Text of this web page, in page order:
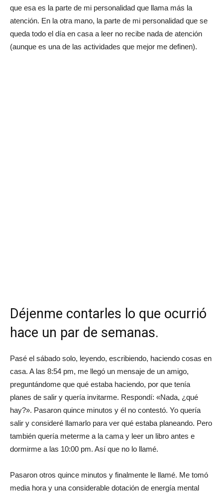
que esa es la parte de mi personalidad que llama más la
atención. En la otra mano, la parte de mi personalidad que se
queda todo el día en casa a leer no recibe nada de atención
(aunque es una de las actividades que mejor me definen).
Déjenme contarles lo que ocurrió
hace un par de semanas.
Pasé el sábado solo, leyendo, escribiendo, haciendo cosas en
casa. A las 8:54 pm, me llegó un mensaje de un amigo,
preguntándome que qué estaba haciendo, por que tenía
planes de salir y quería invitarme. Respondí: «Nada, ¿qué
hay?». Pasaron quince minutos y él no contestó. Yo quería
salir y consideré llamarlo para ver qué estaba planeando. Pero
también quería meterme a la cama y leer un libro antes e
dormirme a las 10:00 pm. Así que no lo llamé.
Pasaron otros quince minutos y finalmente le llamé. Me tomó
media hora y una considerable dotación de energía mental